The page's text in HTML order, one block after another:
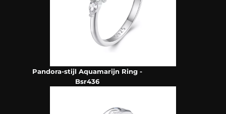
Pandora-stijl Aquamarijn Ring -
Bsr436